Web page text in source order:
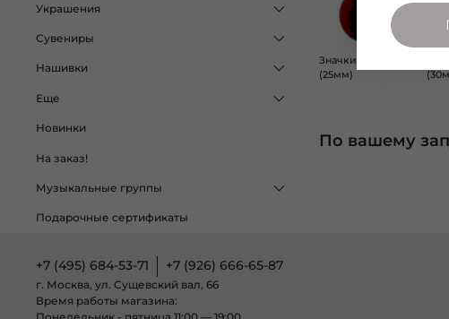
Значки на булавке
(25мм)
По вашему
Украшения
Сувениры
Нашивки
Еще
Новинки
На заказ!
Музыкальные группы
Подарочные сертификаты
+7 (495) 684-53-71 +7 (926) 666-65-87
г. Москва, ул. Сущевский вал, 66
Время работы магазина: